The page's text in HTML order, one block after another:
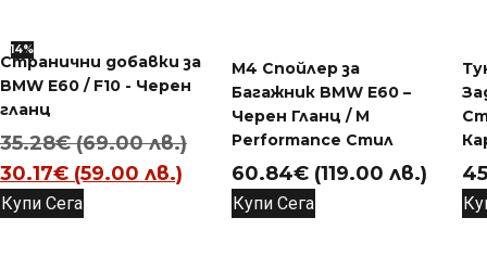
14%
Странични добавки за
BMW E60 / F10 - Черен
гланц
35.28€ (69.00 лв.)Original
price
30.17€ (59.00 лв.) Текущата
Купи Сега
M4 Спойлер за
Багажник BMW E60 –
Черен Гланц / M
Performance Стил
60.84€ (119.00 лв.)
Купи Сега